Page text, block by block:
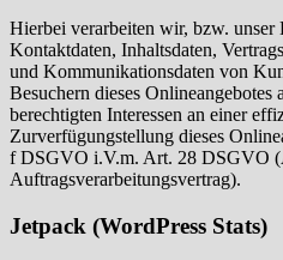
Hierbei verarbeiten wir, bzw. unser
Kontaktdaten, Inhaltsdaten,
und Kommunikationsdaten von
Besuchern dieses Onlineangebotes
berechtigten Interessen an einer
Zurverfügungstellung dieses
f DSGVO i.V.m. Art. 28 DSGVO
Auftragsverarbeitungsvertrag).
Jetpack (WordPress Stats)